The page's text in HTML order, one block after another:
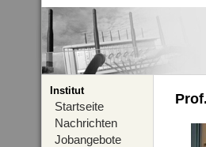
Institut
Startseite
Nachrichten
Jobangebote